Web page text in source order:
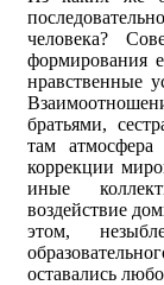
человека?
формирования
нравственные
братьями,
там
коррекции
иные
воздействие
этом,
оставались